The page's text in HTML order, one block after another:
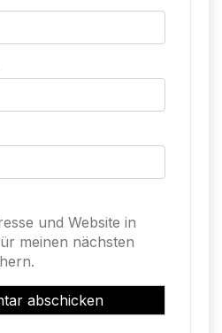
und Website in
meinen nächsten